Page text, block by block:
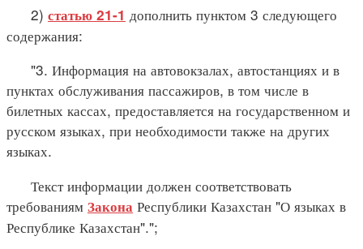
2) статью 21-1 дополнить пунктом 3 следующего
содержания:
"3. Информация на автовокзалах, автостанциях и в
пунктах обслуживания пассажиров, в том числе в
билетных кассах, предоставляется на государственном и
русском языках, при необходимости также на других
языках.
Текст информации должен соответствовать
требованиям Закона Республики Казахстан "О языках в
Республике Казахстан".";